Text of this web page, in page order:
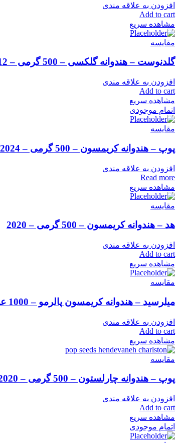
افزودن به علاقه مندی
Add to cart
مشاهده سریع
مقایسه
گلدنوست – هندوانه گلکسی – 500 گرمی – 2012
افزودن به علاقه مندی
Add to cart
مشاهده سریع
اتمام موجودی
مقایسه
پوپ – هندوانه کریمسون – 500 گرمی – 2024
افزودن به علاقه مندی
Read more
مشاهده سریع
مقایسه
هد – هندوانه کریمسون – 500 گرمی – 2020
افزودن به علاقه مندی
Add to cart
مشاهده سریع
مقایسه
میلرسید – هندوانه کریمسون پالرمو – 1000 عددی – 2020
افزودن به علاقه مندی
Add to cart
مشاهده سریع
مقایسه
پوپ – هندوانه چارلستون – 500 گرمی – 2020
افزودن به علاقه مندی
Add to cart
مشاهده سریع
اتمام موجودی